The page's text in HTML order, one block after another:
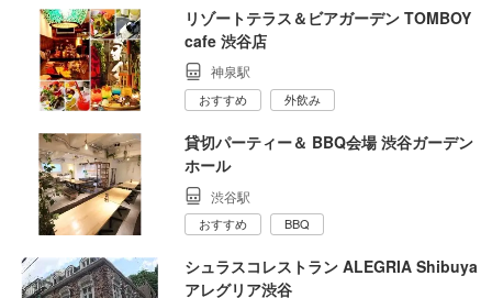
リゾートテラス＆ビアガーデン TOMBOY
cafe 渋谷店
神泉駅
おすすめ 外飲み
貸切パーティー＆ BBQ会場 渋谷ガーデン
ホール
渋谷駅
おすすめ BBQ
シュラスコレストラン ALEGRIA Shibuya
アレグリア渋谷